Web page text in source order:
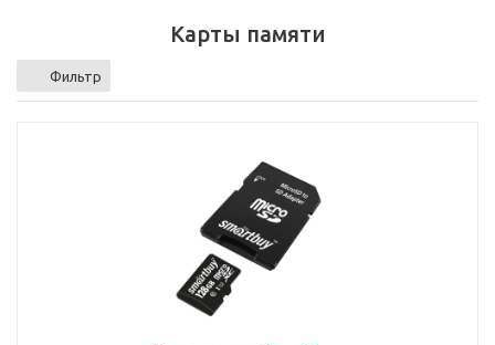
Карты памяти
Фильтр